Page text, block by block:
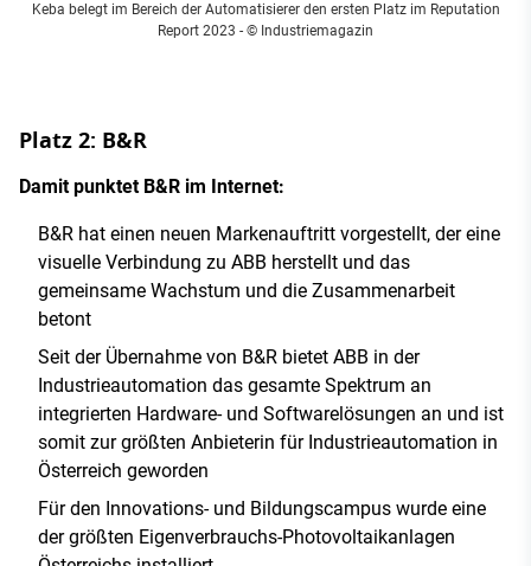
Keba belegt im Bereich der Automatisierer den ersten Platz im Reputation
Report 2023 - © Industriemagazin
Platz 2: B&R
Damit punktet B&R im Internet:
B&R hat einen neuen Markenauftritt vorgestellt, der eine
visuelle Verbindung zu ABB herstellt und das
gemeinsame Wachstum und die Zusammenarbeit
betont
Seit der Übernahme von B&R bietet ABB in der
Industrieautomation das gesamte Spektrum an
integrierten Hardware- und Softwarelösungen an und ist
somit zur größten Anbieterin für Industrieautomation in
Österreich geworden
Für den Innovations- und Bildungscampus wurde eine
der größten Eigenverbrauchs-Photovoltaikanlagen